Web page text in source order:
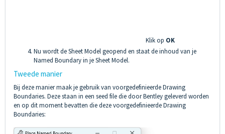
Klik op OK
Nu wordt de Sheet Model geopend en staat de inhoud van je
Named Boundary in je Sheet Model.
Tweede manier
Bij deze manier maak je gebruik van voorgedefinieerde Drawing
Boundaries. Deze staan in een seed file die door Bentley geleverd worden
en op dit moment bevatten die deze voorgedefinieerde Drawing
Boundaries: